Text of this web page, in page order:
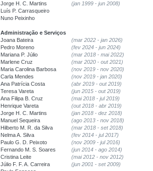
Jorge H. C. Martins
(jan 1999 - jun 2008)
Luís P. Carrasqueiro
Nuno Peixinho
Administração e Serviços
Joana Bateira
(mar 2022 - jan 2026)
Pedro Moreno
(fev 2024 - jun 2024)
Mariana P. Júlio
(mar 2018 - mai 2022)
Marlene Cruz
(mar 2020 - out 2021)
Maria Carolina Barbosa
(nov 2019 - nov 2020)
Carla Mendes
(nov 2019 - jan 2020)
Ana Patrícia Costa
(abr 2019 - out 2019)
Teresa Vareta
(jun 2015 - out 2019)
Ana Filipa B. Cruz
(mai 2018 - jul 2019)
Henrique Vareta
(out 2018 - abr 2019)
Jorge H. C. Martins
(jan 2018 - dez 2018)
Manuel Sequeira
(ago 2013 - nov 2018)
Hilberto M. R. da Silva
(mar 2018 - set 2018)
Nelma A. Silva
(fev 2014 - jul 2017)
Paulo G. D. Peixoto
(nov 2009 - jul 2016)
Fernando M. S. Soares
(jun 2014 - ago 2014)
Cristina Leite
(mai 2012 - nov 2012)
Júlio F. F. A. Carreira
(jun 2001 - set 2009)